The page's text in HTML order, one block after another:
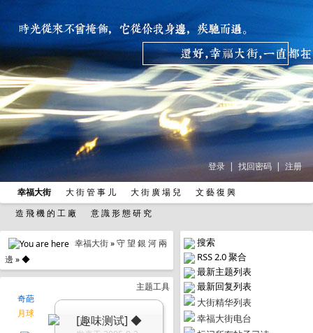
登录 | 找回密码 | 注册
幸福大街 大 街 管 事 儿 大 街 廣 場 兒
文 藝 復 興
造 飛 機 的 工 廠
意 識 形 態 研 究
搜索
RSS 2.0 聚合
最新主题列表
最新回复列表
大街精华列表
幸福大街电台
幸福大街»守 望 銀 河 兩
邊 » ◆
奇葩
月球
主题工具
[趣味测试] ◆